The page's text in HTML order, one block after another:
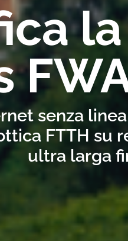
senza
FTTH su
ultra larga